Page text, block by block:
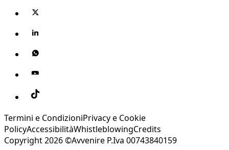
Termini e CondizioniPrivacy e Cookie
PolicyAccessibilitàWhistleblowingCredits
Copyright 2026 ©Avvenire P.Iva 00743840159